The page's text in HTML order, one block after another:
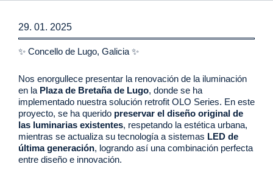
29. 01. 2025
✨ Concello de Lugo, Galicia ✨
Nos enorgullece presentar la renovación de la iluminación
en la Plaza de Bretaña de Lugo, donde se ha
implementado nuestra solución retrofit OLO Series. En este
proyecto, se ha querido preservar el diseño original de
las luminarias existentes, respetando la estética urbana,
mientras se actualiza su tecnología a sistemas LED de
última generación, logrando así una combinación perfecta
entre diseño e innovación.